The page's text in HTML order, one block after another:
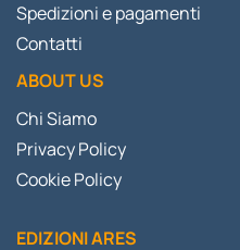
Spedizioni e pagamenti
Contatti
ABOUT US
Chi Siamo
Privacy Policy
Cookie Policy
EDIZIONI ARES